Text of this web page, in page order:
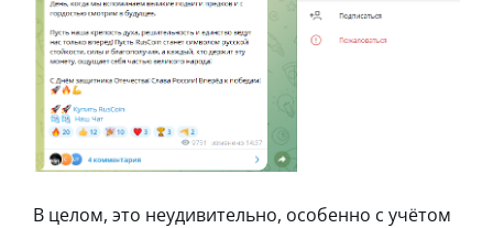
В целом, это неудивительно, особенно с учётом